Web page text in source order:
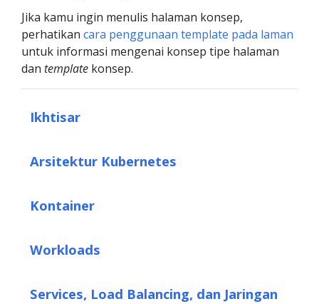
Jika kamu ingin menulis halaman konsep,
perhatikan cara penggunaan template pada laman
untuk informasi mengenai konsep tipe halaman
dan template konsep.
Ikhtisar
Arsitektur Kubernetes
Kontainer
Workloads
Services, Load Balancing, dan Jaringan